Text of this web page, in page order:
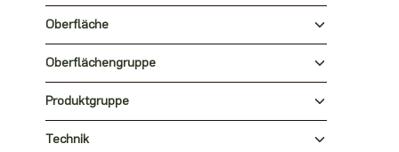
Oberfläche
Oberflächengruppe
Produktgruppe
Technik